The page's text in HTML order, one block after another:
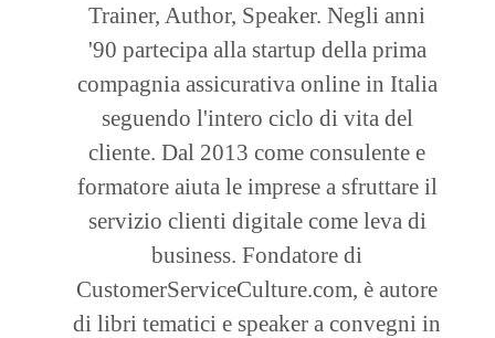
Trainer, Author, Speaker. Negli anni
'90 partecipa alla startup della prima
compagnia assicurativa online in Italia
seguendo l'intero ciclo di vita del
cliente. Dal 2013 come consulente e
formatore aiuta le imprese a sfruttare il
servizio clienti digitale come leva di
business. Fondatore di
CustomerServiceCulture.com, è autore
di libri tematici e speaker a convegni in